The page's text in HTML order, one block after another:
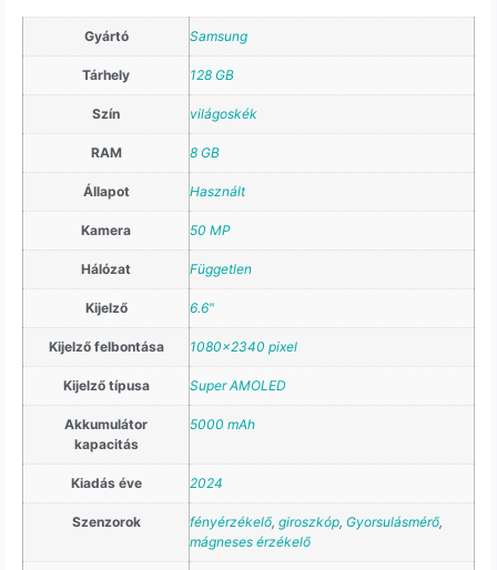
Gyártó Samsung
Tárhely 128 GB
Szín világoskék
RAM 8 GB
Állapot Használt
Kamera 50 MP
Hálózat Független
Kijelző 6.6"
Kijelző felbontása 1080×2340 pixel
Kijelző típusa Super AMOLED
Akkumulátor
kapacitás
5000 mAh
Kiadás éve 2024
Szenzorok fényérzékelő, giroszkóp, Gyorsulásmérő,
mágneses érzékelő